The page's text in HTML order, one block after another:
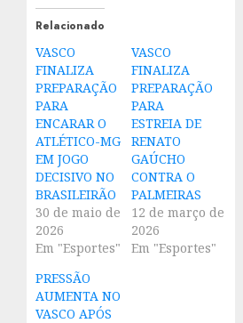
Relacionado
VASCO
FINALIZA
PREPARAÇÃO
PARA
ENCARAR O
ATLÉTICO-MG
EM JOGO
DECISIVO NO
BRASILEIRÃO
30 de maio de
2026
Em "Esportes"
VASCO
FINALIZA
PREPARAÇÃO
PARA
ESTREIA DE
RENATO
GAÚCHO
CONTRA O
PALMEIRAS
12 de março de
2026
Em "Esportes"
PRESSÃO
AUMENTA NO
VASCO APÓS